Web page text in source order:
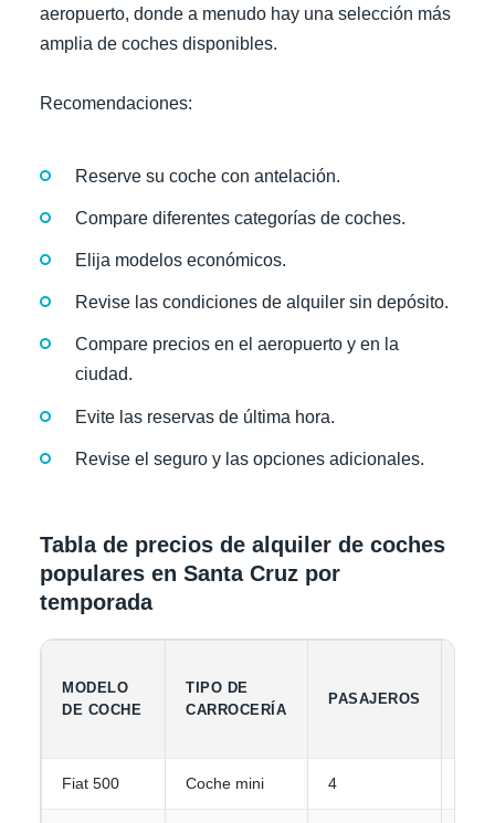
aeropuerto, donde a menudo hay una selección más
amplia de coches disponibles.
Recomendaciones:
Reserve su coche con antelación.
Compare diferentes categorías de coches.
Elija modelos económicos.
Revise las condiciones de alquiler sin depósito.
Compare precios en el aeropuerto y en la
ciudad.
Evite las reservas de última hora.
Revise el seguro y las opciones adicionales.
Tabla de precios de alquiler de coches
populares en Santa Cruz por
temporada
MODELO
DE COCHE
TIPO DE
CARROCERÍA
PASAJEROS
Fiat 500 Coche mini 4